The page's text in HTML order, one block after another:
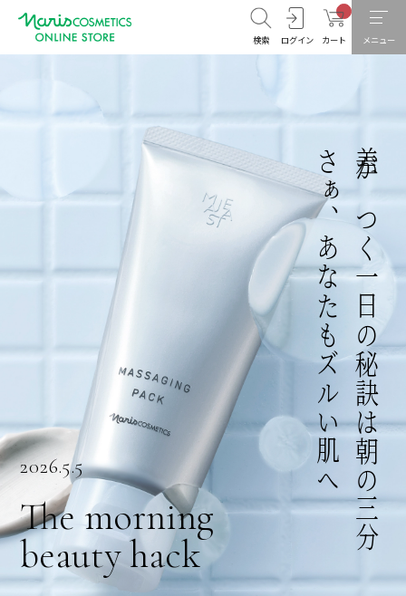
検索 ログイン カート メニュー
2026.5.5
The morning
beauty hack
差がつく一日の秘訣は朝の三分
さぁ、あなたもズルい肌へ